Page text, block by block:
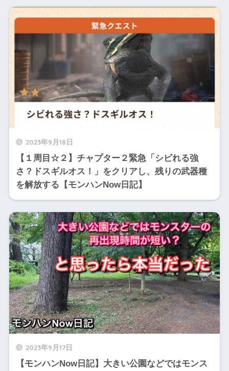
2023年9月18日
【１周目☆２】チャプター２緊急「シビれる強
さ？ドスギルオス！」をクリアし、残りの武器種
を解放する【モンハンNow日記】
2023年9月17日
【モンハンNow日記】大きい公園などではモンス